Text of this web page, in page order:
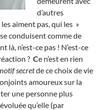
d’autres
aiment pas, qui les »
conduisent comme de
n’est-ce pas ! N’est-ce
? Ce n’est en rien
secretde ce choix de vie
amoureux sur la
une personne plus
qu’elle (par